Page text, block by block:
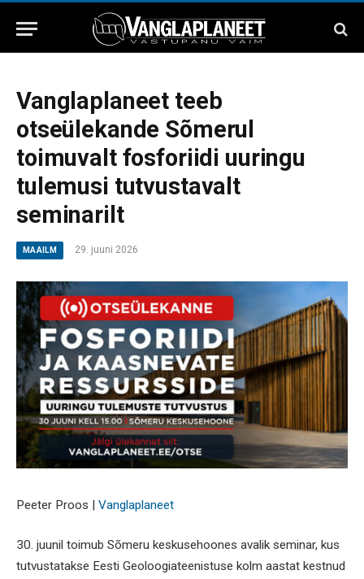
Vanglaplaneet teeb
otseülekande Sõmerul
toimuvalt fosforiidi uuringu
tulemusi tutvustavalt
seminarilt
MAAILM 29. juuni 2026
Peeter Proos | Vanglaplaneet
30. juunil toimub Sõmeru keskusehoones avalik seminar, kus
tutvustatakse Eesti Geoloogiateenistuse kolm aastat kestnud